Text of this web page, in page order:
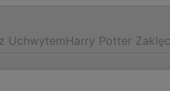
UchwytemHarry Potter